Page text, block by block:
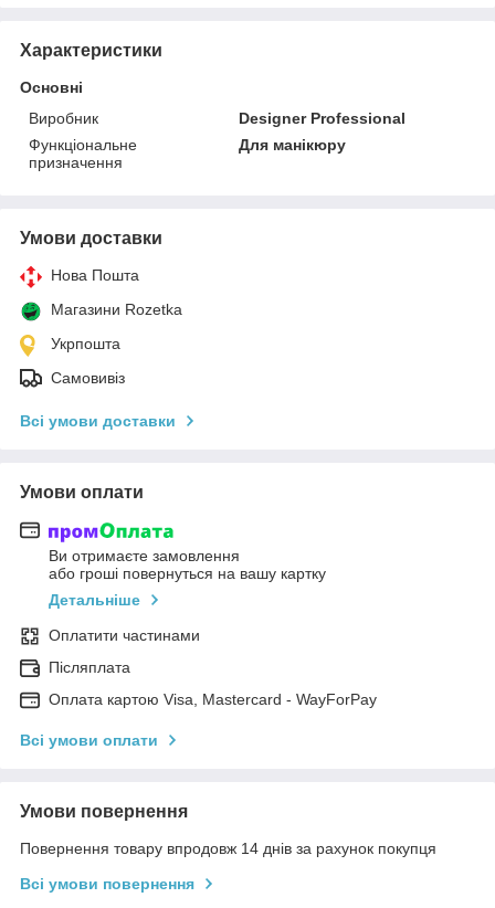
Характеристики
Основні
Виробник
Designer Professional
Функціональне
призначення
Для манікюру
Умови доставки
Нова Пошта
Магазини Rozetka
Укрпошта
Самовивіз
Всі умови доставки
Умови оплати
Ви отримаєте замовлення
або гроші повернуться на вашу картку
Детальніше
Оплатити частинами
Післяплата
Оплата картою Visa, Mastercard - WayForPay
Всі умови оплати
Умови повернення
Повернення товару впродовж 14 днів за рахунок покупця
Всі умови повернення